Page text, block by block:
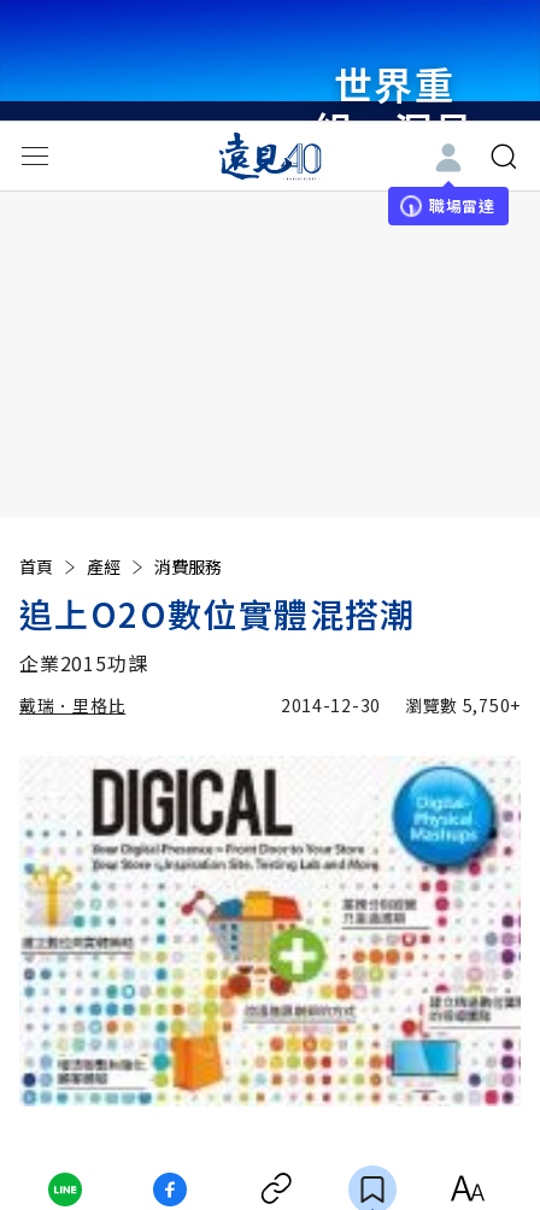
世界重
組・洞見
未來 與
世界領袖
職場雷達
首頁 產經 消費服務
追上O2O數位實體混搭潮
企業2015功課
戴瑞．里格比 2014-12-30 瀏覽數 5,750+